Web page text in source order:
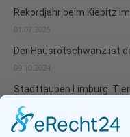
Rekordjahr beim Kiebitz
01.07.2025
Der Hausrotschwanz ist
09.10.2024
Stadttauben Limburg:
10.06.2024